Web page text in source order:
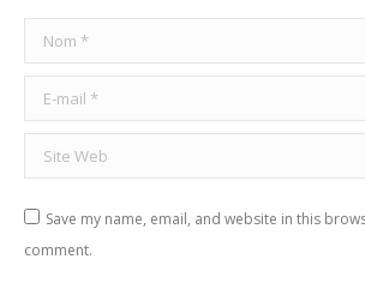
Nom *
E-mail *
Site Web
Save my name, email, and website in this
comment.